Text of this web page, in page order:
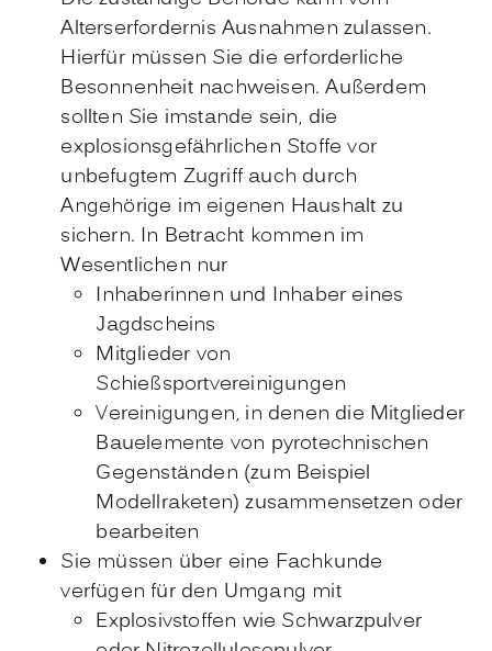
Alterserfordernis Ausnahmen zulassen.
Hierfür müssen Sie die erforderliche
Besonnenheit nachweisen. Außerdem
sollten Sie imstande sein, die
explosionsgefährlichen Stoffe vor
unbefugtem Zugriff auch durch
Angehörige im eigenen Haushalt zu
sichern. In Betracht kommen im
Wesentlichen nur
Inhaberinnen und Inhaber eines
Jagdscheins
Mitglieder von
Schießsportvereinigungen
Vereinigungen, in denen die Mitglieder
Bauelemente von pyrotechnischen
Gegenständen (zum Beispiel
Modellraketen) zusammensetzen oder
bearbeiten
Sie müssen über eine Fachkunde
verfügen für den Umgang mit
Explosivstoffen wie Schwarzpulver